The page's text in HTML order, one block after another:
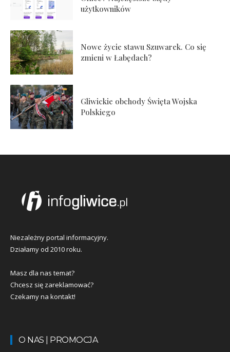
użytkowników
Nowe życie stawu Szuwarek. Co się
zmieni w Łabędach?
Gliwickie obchody Święta Wojska
Polskiego
Niezależny portal informacyjny.
Działamy od 2010 roku.
Masz dla nas temat?
Chcesz się zareklamować?
Czekamy na kontakt!
O NAS | PROMOCJA